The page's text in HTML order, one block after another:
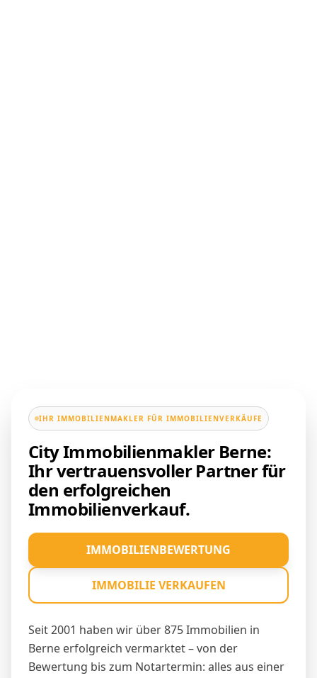
IHR IMMOBILIENMAKLER FÜR IMMOBILIENVERKÄUFE
City Immobilienmakler Berne:
Ihr vertrauensvoller Partner für
den erfolgreichen
Immobilienverkauf.
Seit 2001 haben wir über 875 Immobilien in
Berne erfolgreich vermarktet – von der
Bewertung bis zum Notartermin: alles aus einer
IMMOBILIENBEWERTUNG
IMMOBILIE VERKAUFEN